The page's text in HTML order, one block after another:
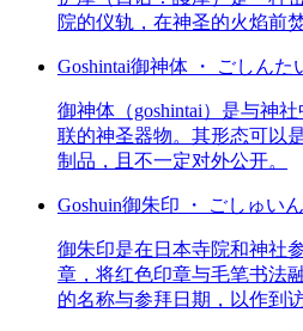
院的仪轨，在神圣的火焰前
Goshintai御神体 ・ ごしんた
御神体（goshintai）是与神
联的神圣器物。其形态可以
制品，且不一定对外公开。
Goshuin御朱印 ・ ごしゅいん
御朱印是在日本寺院和神社
章，将红色印章与毛笔书法
的名称与参拜日期，以作到访